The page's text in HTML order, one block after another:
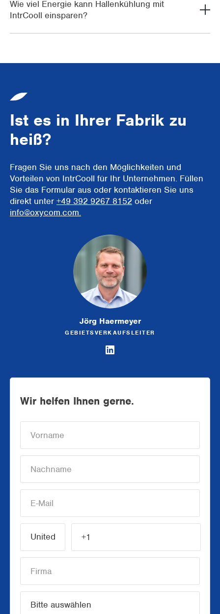
Wie viel Energie kann Hallenkühlung mit
IntrCooll einsparen?
Ist es in Ihrer Fabrik zu
heiß?
Fragen Sie uns nach den Möglichkeiten und
Vorteilen von IntrCooll für Ihr Unternehmen. Füllen
Sie das Formular aus oder kontaktieren Sie uns
direkt unter +49 392 9267 8152 oder
info@oxycom.com.
Jörg Haermeyer
GEBIETSVERKAUFSLEITER
Wir helfen Ihnen gerne.